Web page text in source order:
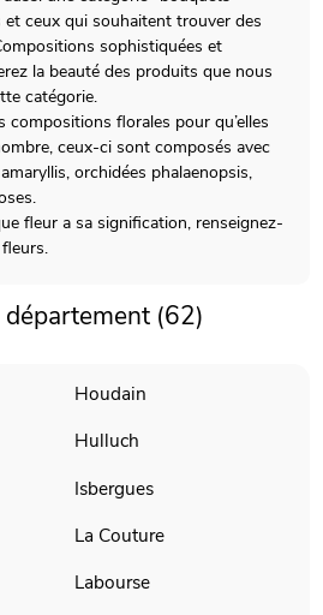
et ceux qui souhaitent trouver des
sophistiquées et
la beauté des produits que nous
catégorie.
compositions florales pour qu’elles
ceux-ci sont composés avec
orchidées phalaenopsis,
fleur a sa signification, renseignez-
(62)
Houdain
Hulluch
Isbergues
La Couture
Labourse